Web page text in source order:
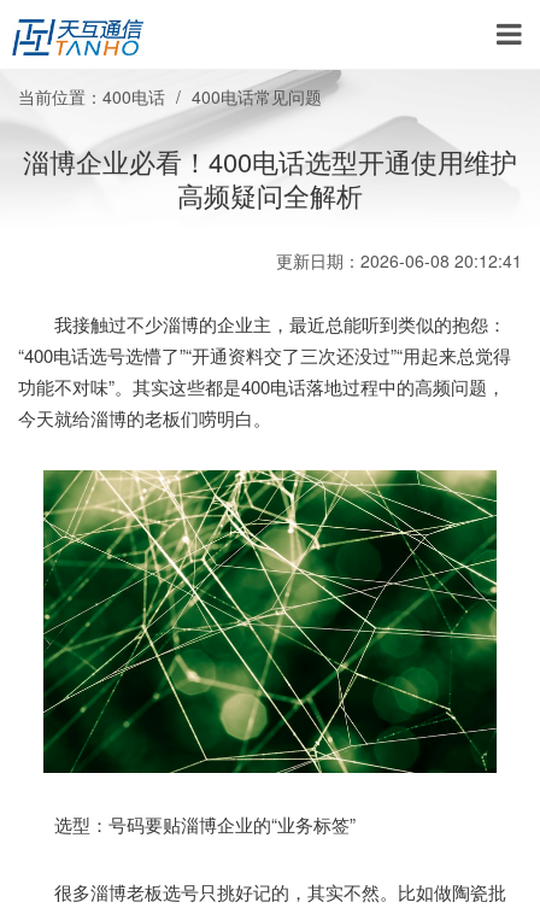
当前位置： 400电话 400电话常见问题
淄博企业必看！400电话选型开通使用维护
高频疑问全解析
更新日期：2026-06-08 20:12:41
我接触过不少淄博的企业主，最近总能听到类似的抱怨：
“400电话选号选懵了”“开通资料交了三次还没过”“用起来总觉得
功能不对味”。其实这些都是400电话落地过程中的高频问题，
今天就给淄博的老板们唠明白。
选型：号码要贴淄博企业的“业务标签”
很多淄博老板选号只挑好记的，其实不然。比如做陶瓷批